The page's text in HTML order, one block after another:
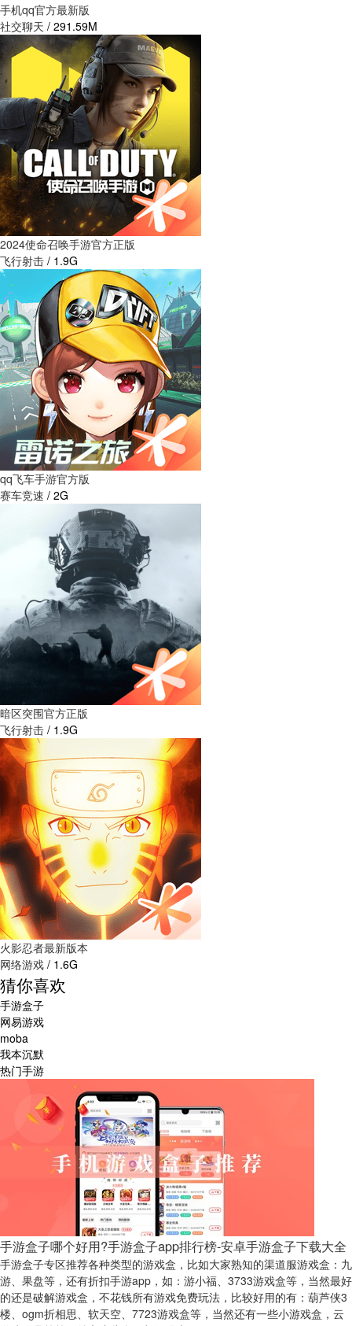
手机qq官方最新版
社交聊天 / 291.59M
2024使命召唤手游官方正版
飞行射击 / 1.9G
qq飞车手游官方版
赛车竞速 / 2G
暗区突围官方正版
飞行射击 / 1.9G
火影忍者最新版本
网络游戏 / 1.6G
猜你喜欢
手游盒子
网易游戏
moba
我本沉默
热门手游
手游盒子哪个好用?手游盒子app排行榜-安卓手游盒子下载大全
手游盒子专区推荐各种类型的游戏盒，比如大家熟知的渠道服游戏盒：九
游、果盘等，还有折扣手游app，如：游小福、3733游戏盒等，当然最好
的还是破解游戏盒，不花钱所有游戏免费玩法，比较好用的有：葫芦侠3
楼、ogm折相思、软天空、7723游戏盒等，当然还有一些小游戏盒，云